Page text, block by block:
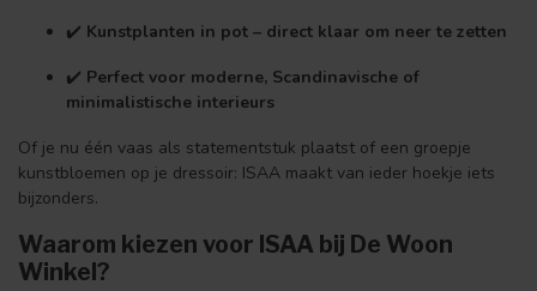
✔️ Kunstplanten in pot – direct klaar om neer te zetten
✔️ Perfect voor moderne, Scandinavische of
minimalistische interieurs
Of je nu één vaas als statementstuk plaatst of een groepje
kunstbloemen op je dressoir: ISAA maakt van ieder hoekje iets
bijzonders.
Waarom kiezen voor ISAA bij De Woon
Winkel?